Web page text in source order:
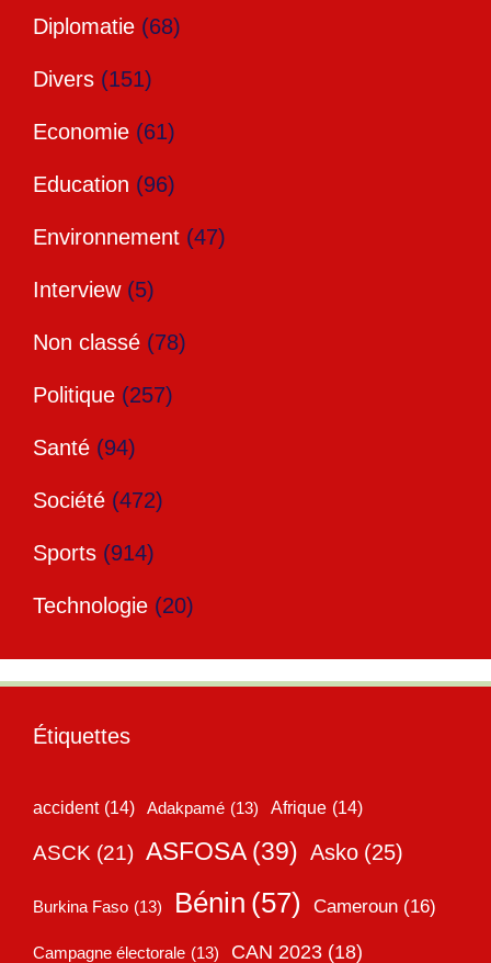
Diplomatie (68)
Divers (151)
Economie (61)
Education (96)
Environnement (47)
Interview(5)
Non classé (78)
Politique (257)
Santé (94)
Société (472)
Sports (914)
Technologie (20)
Étiquettes
accident (14) Adakpamé (13) Afrique (14)
ASCK (21) ASFOSA (39) Asko (25)
Burkina Faso (13) Bénin (57) Cameroun (16)
Campagne électorale (13) CAN 2023 (18)